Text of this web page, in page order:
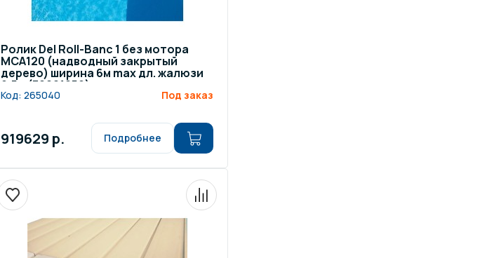
Ролик Del Roll-Banc 1 без мотора
МСА120 (надводный закрытый
дерево) ширина 6м max дл. жалюзи
9,5м (30021059)
Код: 265040 Под заказ
919629 р. Подробнее